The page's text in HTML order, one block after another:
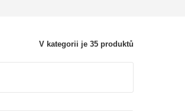
V kategorii je 35 produktů